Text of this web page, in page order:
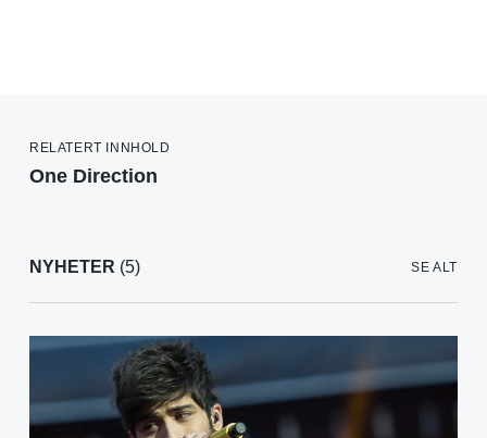
RELATERT INNHOLD
One Direction
NYHETER (5) SE ALT